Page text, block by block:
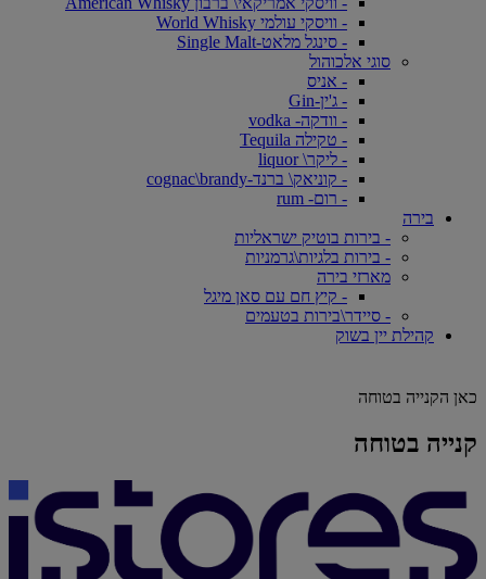
- וויסקי עולמי World Whisky
- סינגל מלאט-Single Malt
סוגי אלכוהול
- אניס
- ג'ין-Gin
- וודקה- vodka
- טקילה Tequila
- ליקר\ liquor
- קוניאק\ ברנד-cognac\brandy
- רום- rum
בירה
- בירות בוטיק ישראליות
- בירות בלגיות\גרמניות
מארזי בירה
- קיץ חם עם סאן מיגל
- סיידר\בירות בטעמים
קהילת יין בשוק
כאן הקנייה בטוחה
קנייה בטוחה